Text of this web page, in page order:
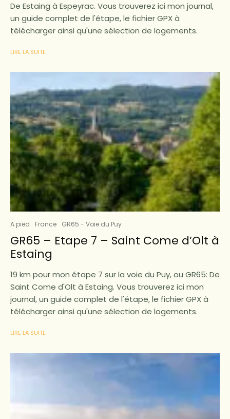
De Estaing à Espeyrac. Vous trouverez ici mon journal,
un guide complet de l'étape, le fichier GPX à
télécharger ainsi qu'une sélection de logements.
LIRE LA SUITE
A pied France GR65 - Voie du Puy
GR65 – Etape 7 – Saint Come d’Olt à
Estaing
19 km pour mon étape 7 sur la voie du Puy, ou GR65: De
Saint Come d'Olt à Estaing. Vous trouverez ici mon
journal, un guide complet de l'étape, le fichier GPX à
télécharger ainsi qu'une sélection de logements.
LIRE LA SUITE